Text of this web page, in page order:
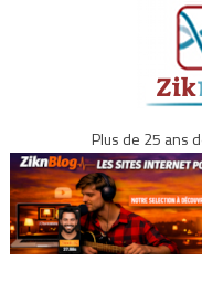
Plus de 25 ans